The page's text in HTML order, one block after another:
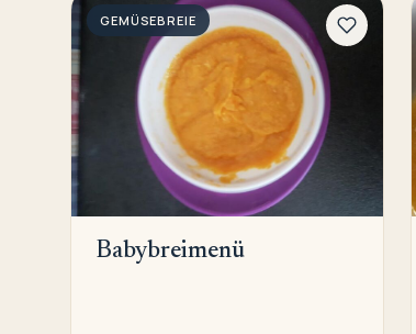
GEMÜSEBREIE
Babybreimenü